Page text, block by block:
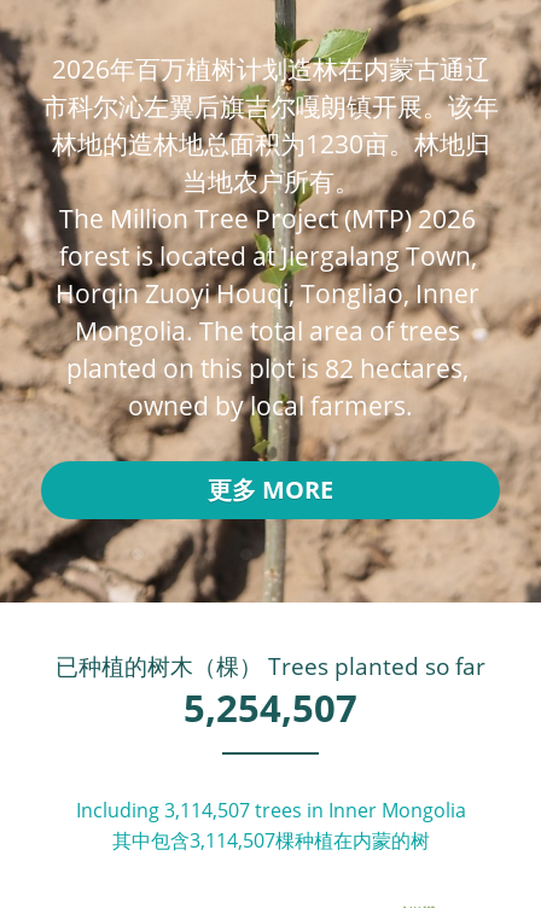
2026年百万植树计划造林在内蒙古通辽
市科尔沁左翼后旗吉尔嘎朗镇开展。该年
林地的造林地总面积为1230亩。林地归
当地农户所有。
The Million Tree Project (MTP) 2026
forest is located at Jiergalang Town,
Horqin Zuoyi Houqi, Tongliao, Inner
Mongolia. The total area of trees
planted on this plot is 82 hectares,
owned by local farmers.
更多 MORE
已种植的树木（棵） Trees planted so far
5,254,507
Including 3,114,507 trees in Inner Mongolia
其中包含3,114,507棵种植在内蒙的树